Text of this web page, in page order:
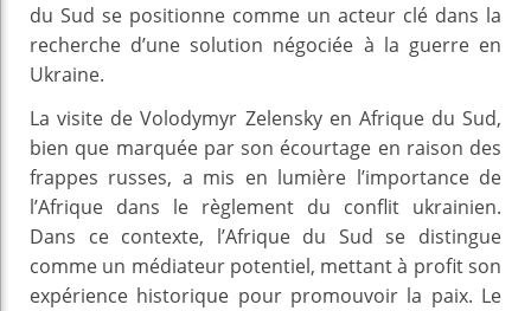
du Sud se positionne comme un acteur clé dans la
recherche d’une solution négociée à la guerre en
Ukraine.
La visite de Volodymyr Zelensky en Afrique du Sud,
bien que marquée par son écourtage en raison des
frappes russes, a mis en lumière l’importance de
l’Afrique dans le règlement du conflit ukrainien.
Dans ce contexte, l’Afrique du Sud se distingue
comme un médiateur potentiel, mettant à profit son
expérience historique pour promouvoir la paix. Le